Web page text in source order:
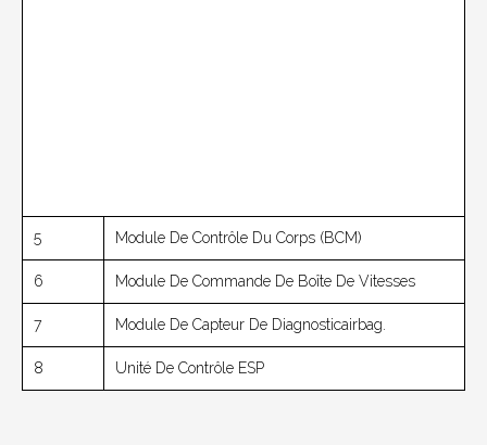
5 Module De Contrôle Du Corps (BCM)
6 Module De Commande De Boîte De Vitesses
7 Module De Capteur De Diagnosticairbag.
8 Unité De Contrôle ESP